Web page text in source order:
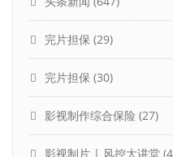
完片担保 (29)
完片担保 (30)
影视制作综合保险 (27)
影视制片 | 风控大讲堂